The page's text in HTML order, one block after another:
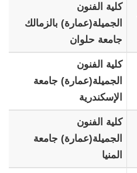
كلية الفنون
الجميلة(عمارة) بالزمالك
جامعة حلوان
كلية الفنون
الجميلة(عمارة) جامعة
الإسكندرية
كلية الفنون
الجميلة(عمارة) جامعة
المنيا